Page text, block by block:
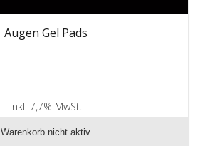
Augen Gel Pads
inkl. 7,7% MwSt.
zzgl. Versandkosten
Warenkorb nicht aktiv